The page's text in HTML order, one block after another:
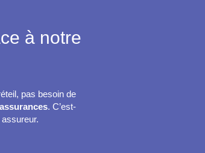
à notre
pas besoin de
. C’est-